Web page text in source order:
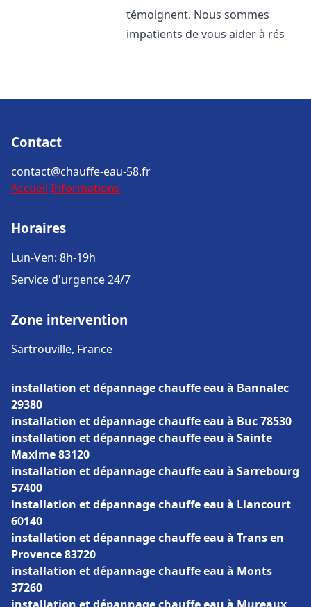
témoignent. Nous sommes
impatients de vous aider à rés
Contact
contact@chauffe-eau-58.fr
Accueil Informations
Horaires
Lun-Ven: 8h-19h
Service d'urgence 24/7
Zone intervention
Sartrouville, France
installation et dépannage chauffe eau à Bannalec
29380
installation et dépannage chauffe eau à Buc 78530
installation et dépannage chauffe eau à Sainte
Maxime 83120
installation et dépannage chauffe eau à Sarrebourg
57400
installation et dépannage chauffe eau à Liancourt
60140
installation et dépannage chauffe eau à Trans en
Provence 83720
installation et dépannage chauffe eau à Monts
37260